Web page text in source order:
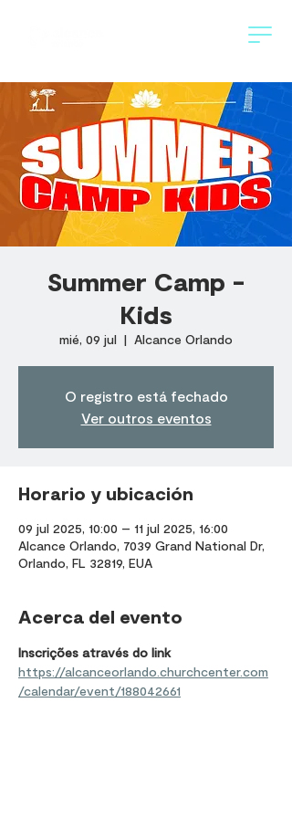
Summer Camp -
Kids
mié, 09 jul
  |
Alcance Orlando
O registro está fechado
Ver outros eventos
Horario y ubicación
09 jul 2025, 10:00 – 11 jul 2025, 16:00
Alcance Orlando, 7039 Grand National Dr,
Orlando, FL 32819, EUA
Acerca del evento
Inscrições através do link
https://alcanceorlando.churchcenter.com
/calendar/event/188042661